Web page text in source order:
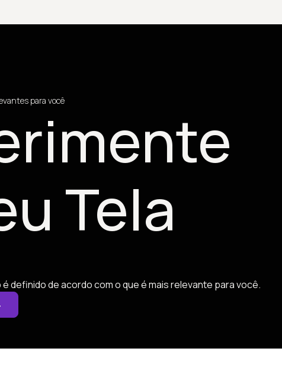
para você
Tela
definido de acordo com o que é mais relevante para você.